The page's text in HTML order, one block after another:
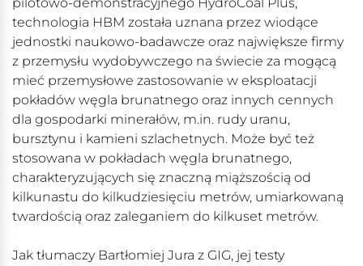
technologia HBM została uznana przez wiodące
jednostki naukowo-badawcze oraz największe firmy
z przemysłu wydobywczego na świecie za mogącą
mieć przemysłowe zastosowanie w eksploatacji
pokładów węgla brunatnego oraz innych cennych
dla gospodarki minerałów, m.in. rudy uranu,
bursztynu i kamieni szlachetnych. Może być też
stosowana w pokładach węgla brunatnego,
charakteryzujących się znaczną miąższością od
kilkunastu do kilkudziesięciu metrów, umiarkowaną
twardością oraz zaleganiem do kilkuset metrów.
Jak tłumaczy Bartłomiej Jura z GIG, jej testy